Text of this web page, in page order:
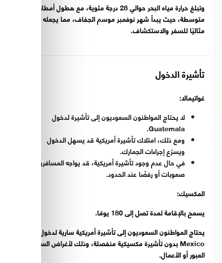
وتبلغ حرارة مياه البحر حوالي 28 درجة مئوية، مع هطول أمطار
متوسطة، حيث يبدأ شهر نوفمبر موسم الجفاف، مما يجعله وقتًا
مثاليًا للسفر والاستكشاف.
تأشيرة الدخول
غواتيمالا:
لا يحتاج المواطنون السعوديون إلى تأشيرة لدخول
Guatemala.
ومع ذلك، امتلاك تأشيرة أمريكية قد يسهل الدخول
ويسرّع إجراءات الجمارك.
في حال عدم وجود تأشيرة أمريكية، قد يواجه المسافرون
صعوبات أو رفضًا عند الحدود.
المكسيك:
يسمح بالإقامة لمدة تصل إلى 180 يومًا.
يحتاج المواطنون السعوديون إلى تأشيرة أمريكية سارية لدخول
Mexico بدون تأشيرة مكسيكية منفصلة، وذلك لأغراض السياحة أو
العبور أو الأعمال.